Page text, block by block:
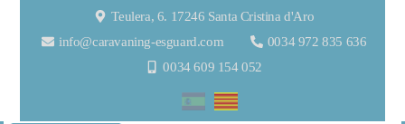
Teulera, 6. 17246 Santa Cristina d'Aro
info@caravaning-esguard.com
0034 972 835 636
0034 609 154 052